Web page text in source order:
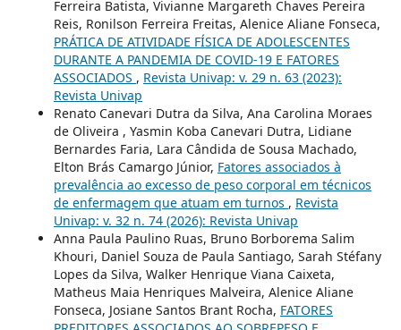
Ferreira Batista, Vivianne Margareth Chaves Pereira
Reis, Ronilson Ferreira Freitas, Alenice Aliane Fonseca,
PRÁTICA DE ATIVIDADE FÍSICA DE ADOLESCENTES
DURANTE A PANDEMIA DE COVID-19 E FATORES
ASSOCIADOS , Revista Univap: v. 29 n. 63 (2023):
Revista Univap
Renato Canevari Dutra da Silva, Ana Carolina Moraes
de Oliveira , Yasmin Koba Canevari Dutra, Lidiane
Bernardes Faria, Lara Cândida de Sousa Machado,
Elton Brás Camargo Júnior, Fatores associados à
prevalência ao excesso de peso corporal em técnicos
de enfermagem que atuam em turnos , Revista
Univap: v. 32 n. 74 (2026): Revista Univap
Anna Paula Paulino Ruas, Bruno Borborema Salim
Khouri, Daniel Souza de Paula Santiago, Sarah Stéfany
Lopes da Silva, Walker Henrique Viana Caixeta,
Matheus Maia Henriques Malveira, Alenice Aliane
Fonseca, Josiane Santos Brant Rocha, FATORES